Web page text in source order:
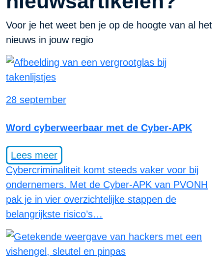
Voor je het weet ben je op de hoogte van al het
nieuws in jouw regio
28 september
Word cyberweerbaar met de Cyber-APK
Lees meer
Cybercriminaliteit komt steeds vaker voor bij
ondernemers. Met de Cyber-APK van PVONH
pak je in vier overzichtelijke stappen de
belangrijkste risico’s…